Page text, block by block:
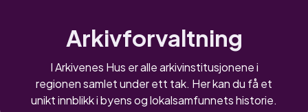
Arkivforvaltning
I Arkivenes Hus er alle arkivinstitusjonene i
regionen samlet under ett tak. Her kan du få et
unikt innblikk i byens og lokalsamfunnets historie.